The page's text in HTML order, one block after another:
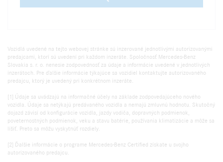
Vozidlá uvedené na tejto webovej stránke sú inzerované jednotlivými autorizovanými
predajcami, ktorí sú uvedení pri každom inzeráte. Spoločnosť Mercedes-Benz
Slovakia s. r. o. nenesie zodpovednosť za údaje a informácie uvedené v jednotlivých
inzerátoch. Pre ďalšie informácie týkajúce sa vozidiel kontaktujte autorizovaného
predajcu, ktorý je uvedený pri konkrétnom inzeráte.
[1] Údaje sa uvádzajú na informačné účely na základe zodpovedajúceho nového
vozidla. Údaje sa netýkajú predávaného vozidla a nemajú zmluvnú hodnotu. Skutočný
dojazd závisí od konfigurácie vozidla, jazdy vodiča, dopravných podmienok,
poveternostných podmienok, veku a stavu batérie, používania klimatizácie a môže sa
líšiť. Preto sa môžu vyskytnúť rozdiely.
[2] Ďalšie informácie o programe Mercedes-Benz Certified získate u svojho
autorizovaného predajcu.